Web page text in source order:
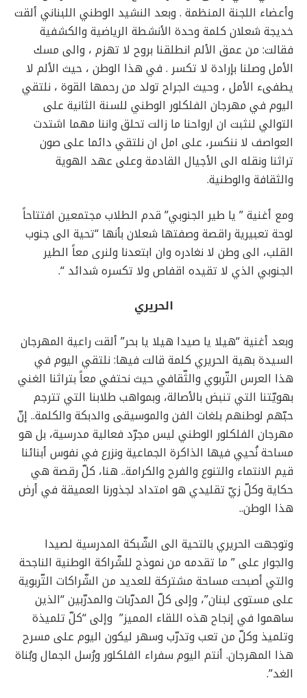
وأعضاء اللجنة المنظمة . وبعد النشيد الوطني اللبناني ألقت
خديجة شعلان كلمة وحدة الأنشطة الرياضية والكشفية
فقالت: من عمق الألم انطلقنا بروح لا تهزم ، والى مسك
الأمل وصلنا بإرادة لا تكسر . في هذا الوطن ، حيث الألم لا
يطفىء الأمل ، وحيث الجراح تولد من رحمها القوة ، نلتقي
اليوم في مهرجان الفلكلور الوطني للسنة الثانية على
التوالي لنثبت ان ارواحنا ما زالت تحلق واننا مهما اشتدت
العواصف لا ننكسر، على امل ان نلتقي دائما على صون
تراثنا ونقله الى الأجيال القادمة وعلى عهد الهوية
والثقافة والوطنية.
ومع أغنية ” يا طير الجنوبي” قدم الطلاب مجتمعين افتتاحاً
لوحة تعبيرية راقصة وصفتها شعلان بأنها “تحية الى جنوب
القلب، الى وطن لا نغادره وان ابتعدنا ولنرى معاً الطير
الجنوبي الذي لا تقيده اقفاص ولا تكسره شدائد “.
الحريري
وبعد أغنية “هيلا يا صيدا هيلا يا بحر” ألقت راعية المهرجان
السيدة بهية الحريري كلمة قالت فيها: نلتقي اليوم في
هذا العرس التّربوي والثّقافي حيث نحتفي معاً بتراثنا الغني
بهويّتنا التي تنبض بالأصالة، وبمواهب طلابنا التي تترجم
حبّهم لوطنهم بلغات الفن والموسيقى والدبكة والكلمة.. إنّ
مهرجان الفلكلور الوطني ليس مجرّد فعالية مدرسية، بل هو
مساحة نُحيي فيها الذاكرة الجماعية ونزرع في نفوس أبنائنا
قيم الانتماء والتنوع والفرح والكرامة.. هنا، كلّ رقصة هي
حكاية وكلّ زيّ تقليدي هو امتداد لجذورنا العميقة في أرض
هذا الوطن..
وتوجهت الحريري بالتحية الى الشّبكة المدرسية لصيدا
والجوار على ” ما تقدمه من نموذج للشّراكة الوطنية الناجحة
والتي أصبحت مساحة مشتركة للعديد من الشّراكات التّربوية
على مستوى لبنان”، وإلى كلّ المدرّبات والمدرّبين “الذين
ساهموا في إنجاح هذه اللقاء المميز” وإلى “كلّ تلميذة
وتلميذ وكلّ من تعب وتدرّب وسهر ليكون اليوم على مسرح
هذا المهرجان. أنتم اليوم سفراء الفلكلور ورُسل الجمال وبُناة
الغد”.